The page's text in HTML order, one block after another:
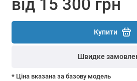
від 15 300 грн
Купити
Швидке
* Ціна вказана за базову модель